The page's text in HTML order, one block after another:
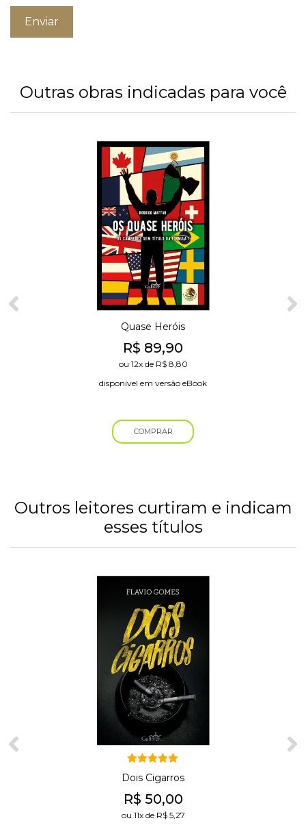
Outras obras indicadas para você
Quase Heróis
R$ 89,90
ou 12xde R$8,80
disponível em versão eBook
COMPRAR
Outros leitores curtiram e indicam
esses títulos
Avaliação
5.00de 5
Dois Cigarros
R$ 50,00
ou 11xde R$5,27